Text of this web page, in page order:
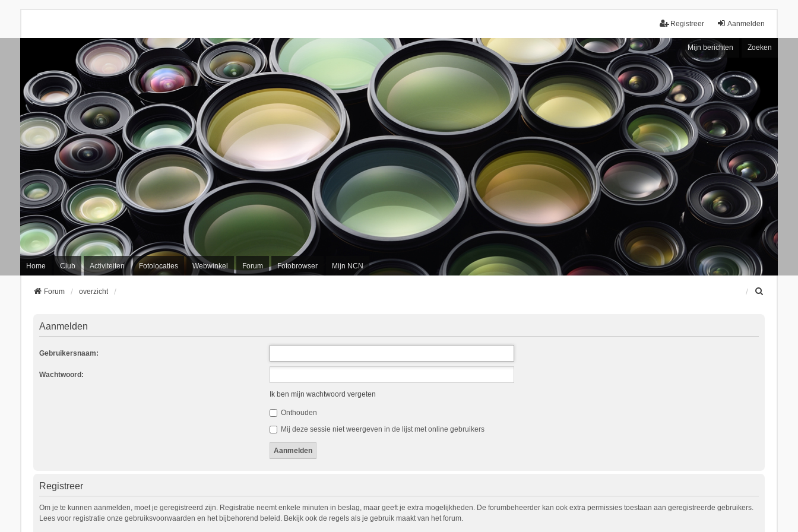
Aanmelden
Registreer
Mijn berichten Zoeken
Home Club Activiteiten Fotolocaties Webwinkel Forum Fotobrowser Mijn NCN
Forum overzicht
Aanmelden
Gebruikersnaam:
Wachtwoord:
Ik ben mijn wachtwoord vergeten
Onthouden
Mij deze sessie niet weergeven in de lijst met online gebruikers
Registreer
Om je te kunnen aanmelden, moet je geregistreerd zijn. Registratie neemt enkele minuten in beslag, maar geeft je extra mogelijkheden. De forumbeheerder kan ook extra permissies toestaan aan geregistreerde gebruikers.
Lees voor registratie onze gebruiksvoorwaarden en het bijbehorend beleid. Bekijk ook de regels als je gebruik maakt van het forum.